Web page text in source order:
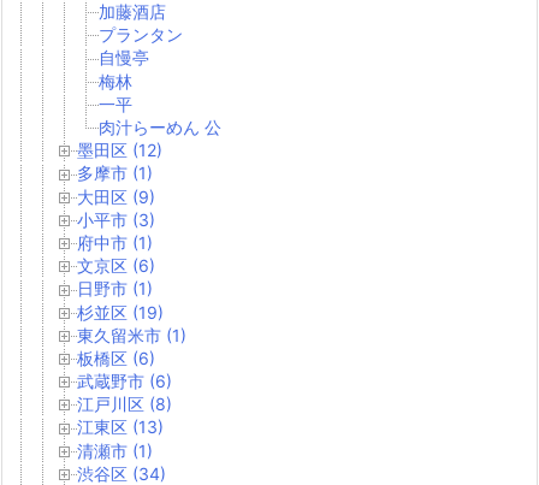
加藤酒店
プランタン
自慢亭
梅林
一平
肉汁らーめん 公
墨田区 (12)
多摩市 (1)
大田区 (9)
小平市 (3)
府中市 (1)
文京区 (6)
日野市 (1)
杉並区 (19)
東久留米市 (1)
板橋区 (6)
武蔵野市 (6)
江戸川区 (8)
江東区 (13)
清瀬市 (1)
渋谷区 (34)